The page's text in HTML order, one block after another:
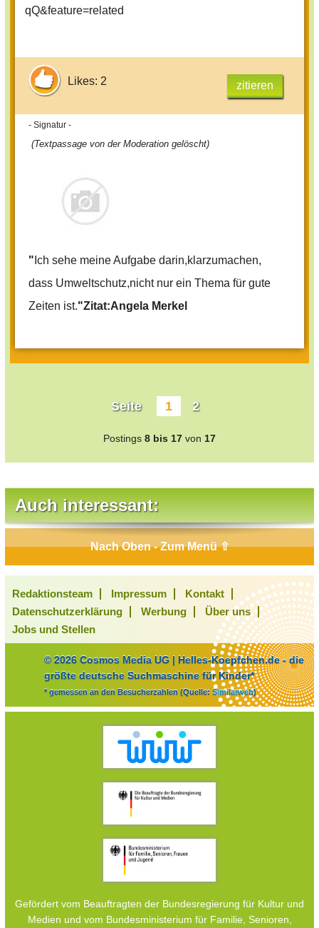
qQ&feature=related
Likes: 2 zitieren
- Signatur -
(Textpassage von der Moderation gelöscht)
" Ich sehe meine Aufgabe darin,klarzumachen,
dass Umweltschutz,nicht nur ein Thema für gute
Zeiten ist."Zitat:Angela Merkel
Seite 1 2
Postings 8 bis 17 von 17
Auch interessant:
Nach Oben - Zum Menü ⇧
Redaktionsteam Impressum
Kontakt
Datenschutzerklärung
Werbung
Über uns
Jobs und Stellen
© 2026 Cosmos Media UG | Helles-Koepfchen.de - die
größte deutsche Suchmaschine für Kinder*
* gemessen an den Besucherzahlen (Quelle: Similarweb)
Gefördert vom Beauftragten der Bundesregierung für Kultur und
Medien und vom Bundesministerium für Familie, Senioren,